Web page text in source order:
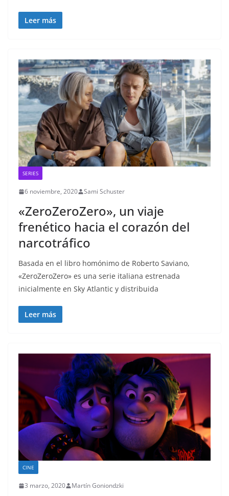
Leer más
SERIES
6 noviembre, 2020 Sami Schuster
«ZeroZeroZero», un viaje
frenético hacia el corazón del
narcotráfico
Basada en el libro homónimo de Roberto Saviano,
«ZeroZeroZero» es una serie italiana estrenada
inicialmente en Sky Atlantic y distribuida
Leer más
CINE
3 marzo, 2020 Martín Goniondzki